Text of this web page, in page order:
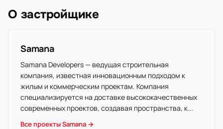
О застройщике
Samana
Samana Developers — ведущая строительная
компания, известная инновационным подходом к
жилым и коммерческим проектам. Компания
специализируется на доставке высококачественных
современных проектов, создавая пространства, к...
Все проекты Samana →